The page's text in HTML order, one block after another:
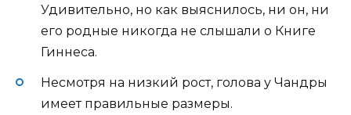
Удивительно, но как выяснилось, ни он, ни
его родные никогда не слышали о Книге
Гиннеса.
Несмотря на низкий рост, голова у Чандры
имеет правильные размеры.